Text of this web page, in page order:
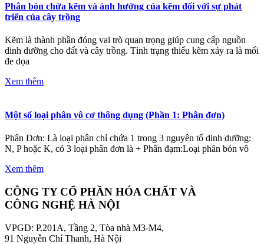
Phân bón chứa kẽm và ảnh hưởng của kẽm đối với sự phát
triển của cây trồng
Kẽm là thành phần đóng vai trò quan trọng giúp cung cấp nguồn
dinh dưỡng cho đất và cây trồng. Tình trạng thiếu kẽm xảy ra là mối
đe dọa
Xem thêm
Một số loại phân vô cơ thông dụng (Phần 1: Phân đơn)
Phân Đơn: Là loại phân chỉ chứa 1 trong 3 nguyên tố dinh dưỡng:
N, P hoặc K, có 3 loại phân đơn là + Phân đạm:Loại phân bón vô
Xem thêm
CÔNG TY CỔ PHẦN HÓA CHẤT VÀ
CÔNG NGHỆ HÀ NỘI
VPGD: P.201A, Tầng 2, Tòa nhà M3-M4,
91 Nguyễn Chí Thanh, Hà Nội